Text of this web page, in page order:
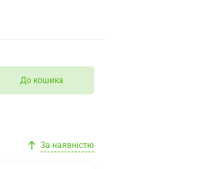
До кошика
За наявністю